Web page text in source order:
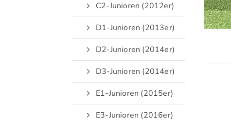
C2-Junioren (2012er)
D1-Junioren (2013er)
D2-Junioren (2014er)
D3-Junioren (2014er)
E1-Junioren (2015er)
E3-Junioren (2016er)